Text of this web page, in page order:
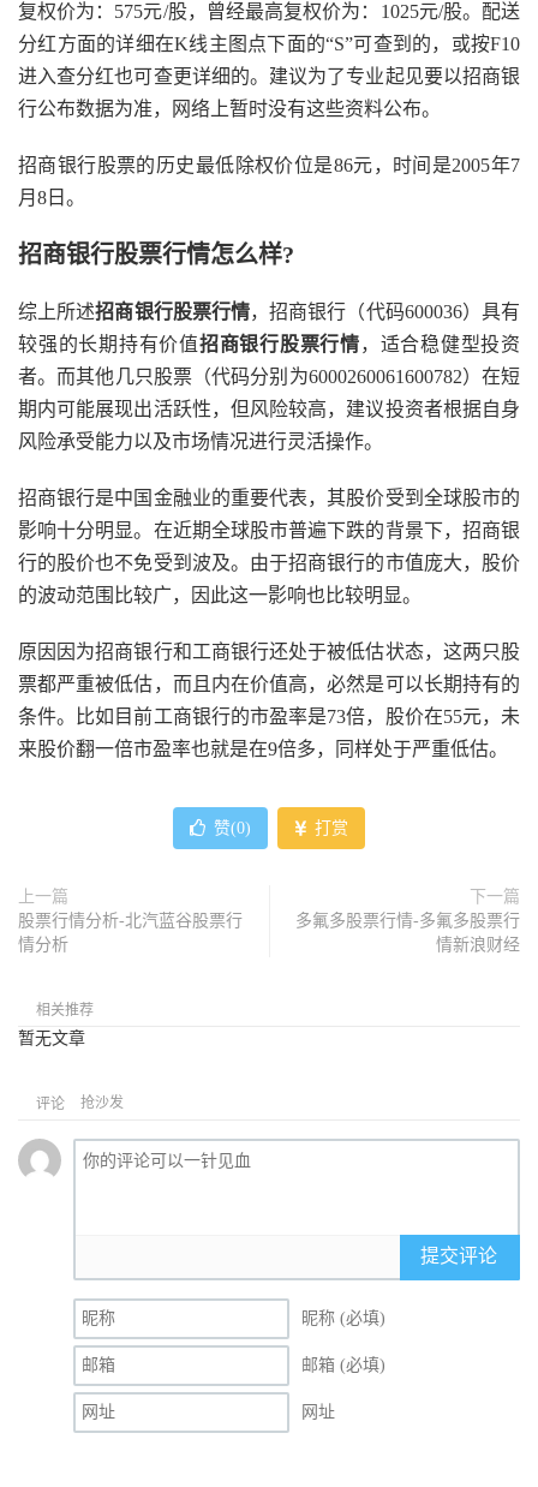
复权价为：575元/股，曾经最高复权价为：1025元/股。配送
分红方面的详细在K线主图点下面的“S”可查到的，或按F10
进入查分红也可查更详细的。建议为了专业起见要以招商银
行公布数据为准，网络上暂时没有这些资料公布。
招商银行股票的历史最低除权价位是86元，时间是2005年7
月8日。
招商银行股票行情怎么样?
综上所述招商银行股票行情，招商银行（代码600036）具有
较强的长期持有价值招商银行股票行情，适合稳健型投资
者。而其他几只股票（代码分别为6000260061600782）在短
期内可能展现出活跃性，但风险较高，建议投资者根据自身
风险承受能力以及市场情况进行灵活操作。
招商银行是中国金融业的重要代表，其股价受到全球股市的
影响十分明显。在近期全球股市普遍下跌的背景下，招商银
行的股价也不免受到波及。由于招商银行的市值庞大，股价
的波动范围比较广，因此这一影响也比较明显。
原因因为招商银行和工商银行还处于被低估状态，这两只股
票都严重被低估，而且内在价值高，必然是可以长期持有的
条件。比如目前工商银行的市盈率是73倍，股价在55元，未
来股价翻一倍市盈率也就是在9倍多，同样处于严重低估。
赞(0) 打赏
上一篇
股票行情分析-北汽蓝谷股票行
情分析
下一篇
多氟多股票行情-多氟多股票行
情新浪财经
相关推荐
暂无文章
评论 抢沙发
提交评论
昵称 (必填)
邮箱 (必填)
网址